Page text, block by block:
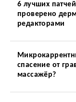
6 лучших
проверено
редакторами
спасение от
массажёр?